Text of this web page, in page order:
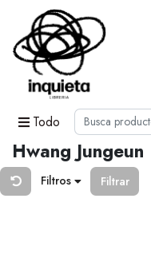
Todo
Hwang Jungeun
Filtros Filtrar